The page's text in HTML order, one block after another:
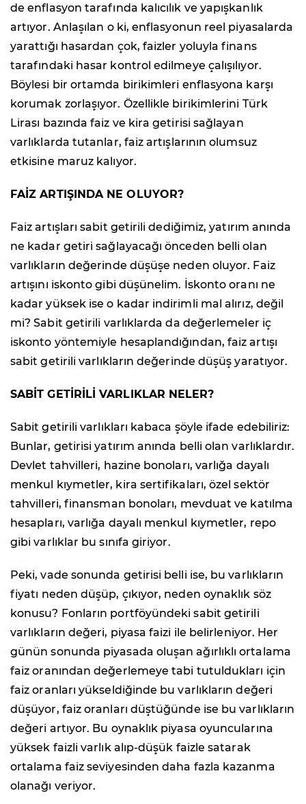
de enflasyon tarafında kalıcılık ve yapışkanlık
artıyor. Anlaşılan o ki, enflasyonun reel piyasalarda
yarattığı hasardan çok, faizler yoluyla finans
tarafındaki hasar kontrol edilmeye çalışılıyor.
Böylesi bir ortamda birikimleri enflasyona karşı
korumak zorlaşıyor. Özellikle birikimlerini Türk
Lirası bazında faiz ve kira getirisi sağlayan
varlıklarda tutanlar, faiz artışlarının olumsuz
etkisine maruz kalıyor.
FAİZ ARTIŞINDA NE OLUYOR?
Faiz artışları sabit getirili dediğimiz, yatırım anında
ne kadar getiri sağlayacağı önceden belli olan
varlıkların değerinde düşüşe neden oluyor. Faiz
artışını iskonto gibi düşünelim. İskonto oranı ne
kadar yüksek ise o kadar indirimli mal alırız, değil
mi? Sabit getirili varlıklarda da değerlemeler iç
iskonto yöntemiyle hesaplandığından, faiz artışı
sabit getirili varlıkların değerinde düşüş yaratıyor.
SABİT GETİRİLİ VARLIKLAR NELER?
Sabit getirili varlıkları kabaca şöyle ifade edebiliriz:
Bunlar, getirisi yatırım anında belli olan varlıklardır.
Devlet tahvilleri, hazine bonoları, varlığa dayalı
menkul kıymetler, kira sertifikaları, özel sektör
tahvilleri, finansman bonoları, mevduat ve katılma
hesapları, varlığa dayalı menkul kıymetler, repo
gibi varlıklar bu sınıfa giriyor.
Peki, vade sonunda getirisi belli ise, bu varlıkların
fiyatı neden düşüp, çıkıyor, neden oynaklık söz
konusu? Fonların portföyündeki sabit getirili
varlıkların değeri, piyasa faizi ile belirleniyor. Her
günün sonunda piyasada oluşan ağırlıklı ortalama
faiz oranından değerlemeye tabi tutuldukları için
faiz oranları yükseldiğinde bu varlıkların değeri
düşüyor, faiz oranları düştüğünde ise bu varlıkların
değeri artıyor. Bu oynaklık piyasa oyuncularına
yüksek faizli varlık alıp-düşük faizle satarak
ortalama faiz seviyesinden daha fazla kazanma
olanağı veriyor.